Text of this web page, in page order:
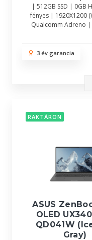
| 512GB SSD | 0GB
fényes | 1920X1200
Qualcomm Adreno |
3 év garancia
RAKTÁRON
ASUS
OLED
QD041W
Gray)